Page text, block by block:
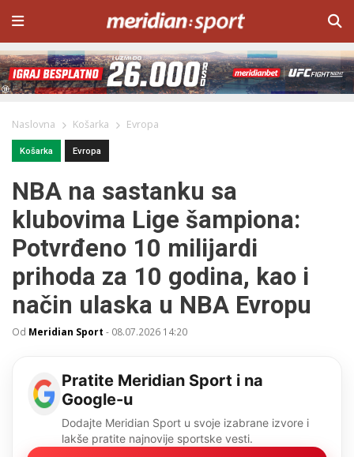
Naslovna Košarka Evropa
Košarka Evropa
NBA na sastanku sa
klubovima Lige šampiona:
Potvrđeno 10 milijardi
prihoda za 10 godina, kao i
način ulaska u NBA Evropu
Od Meridian Sport - 08.07.2026 14:20
Pratite Meridian Sport i na
Google-u
Dodajte Meridian Sport u svoje izabrane izvore i
lakše pratite najnovije sportske vesti.